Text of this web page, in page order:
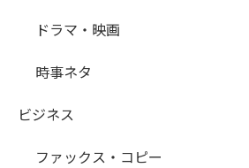
ドラマ・映画
時事ネタ
ビジネス
ファックス・コピー